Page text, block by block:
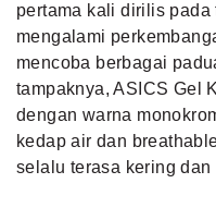
pertama kali dirilis
mengalami
mencoba berbagai
tampaknya, ASICS Gel
dengan warna
kedap air dan
selalu terasa kering dan